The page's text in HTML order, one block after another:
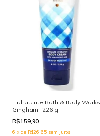
Hidratante Bath & Body Works
Gingham- 226 g
R$159,90
6 x de R$26,65 sem juros